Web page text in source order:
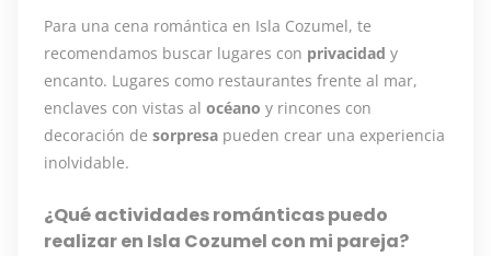
Para una cena romántica en Isla Cozumel, te
recomendamos buscar lugares con privacidad y
encanto. Lugares como restaurantes frente al mar,
enclaves con vistas al océano y rincones con
decoración de sorpresa pueden crear una experiencia
inolvidable.
¿Qué actividades románticas puedo
realizar en Isla Cozumel con mi pareja?